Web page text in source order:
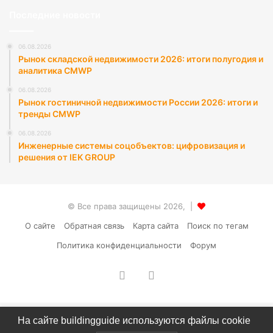
06.08.2026
Рынок складской недвижимости 2026: итоги полугодия и
аналитика CMWP
06.08.2026
Рынок гостиничной недвижимости России 2026: итоги и
тренды CMWP
06.08.2026
Инженерные системы соцобъектов: цифровизация и
решения от IEK GROUP
© Все права защищены 2026, |
О сайте
Обратная связь Карта сайта
Поиск по тегам
Политика конфиденциальности
Форум
vk.com
На сайте buildingguide используются файлы cookie